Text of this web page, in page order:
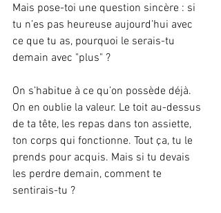
Mais pose-toi une question sincère : si
tu n’es pas heureuse aujourd’hui avec
ce que tu as, pourquoi le serais-tu
demain avec "plus" ?
On s’habitue à ce qu’on possède déjà.
On en oublie la valeur. Le toit au-dessus
de ta tête, les repas dans ton assiette,
ton corps qui fonctionne. Tout ça, tu le
prends pour acquis. Mais si tu devais
les perdre demain, comment te
sentirais-tu ?